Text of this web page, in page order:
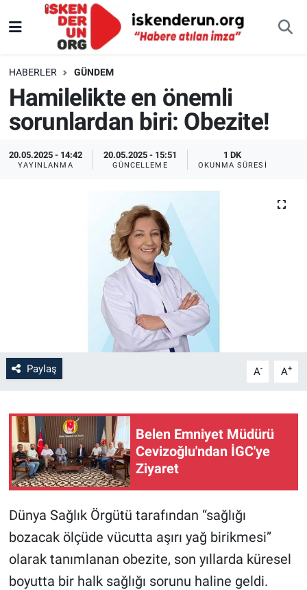
HABERLER GÜNDEM
Hamilelikte en önemli
sorunlardan biri: Obezite!
20.05.2025 - 14:42
YAYINLANMA
20.05.2025 - 15:51
GÜNCELLEME
1 DK
OKUNMA SÜRESI
Paylaş A- A+
Belen Emniyet Müdürü
Cevizoğlu'ndan İGC'ye
Ziyaret
Dünya Sağlık Örgütü tarafından “sağlığı
bozacak ölçüde vücutta aşırı yağ birikmesi”
olarak tanımlanan obezite, son yıllarda küresel
boyutta bir halk sağlığı sorunu haline geldi.